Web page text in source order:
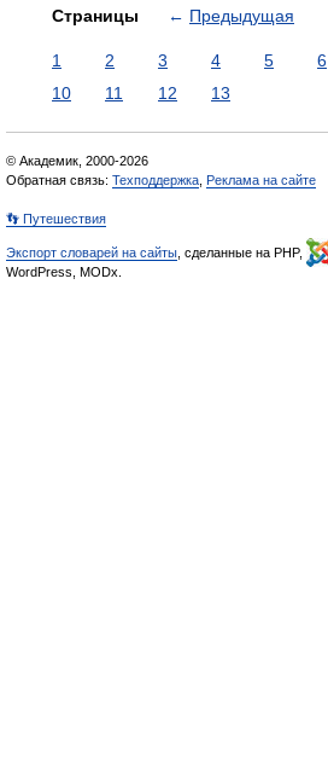
Страницы ← Предыдущая
1 2 3 4 5 6
10
11 12 13
© Академик, 2000-2026
Обратная связь: Техподдержка Реклама на сайте
👣 Путешествия
Экспорт словарей на сайты , сделанные на PHP,
WordPress, MODx.